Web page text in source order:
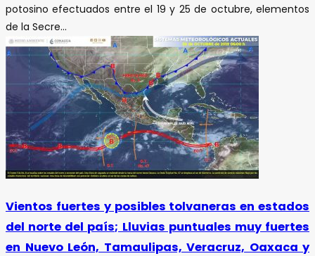
potosino efectuados entre el 19 y 25 de octubre, elementos
de la Secre...
Vientos fuertes y posibles tolvaneras en estados
del norte del país; Lluvias puntuales muy fuertes
en Nuevo León, Tamaulipas, Veracruz, Oaxaca y